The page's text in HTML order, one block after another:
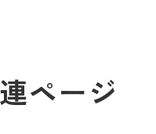
ページ